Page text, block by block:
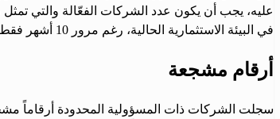
عليه، يجب أن يكون عدد الشركات الفعّالة والتي تمثل
في البيئة الاستثمارية الحالية، رغم مرور 10 أشهر فقط للحكم على فعالية الأداء، وإذا تم تطبيق السياسات والضوابط التشريعية، فإن الشركات ستتكامل ضمن الاقتصاد السوري.
أرقام مشجعة
سجلت الشركات ذات المسؤولية المحدودة أرقاماً